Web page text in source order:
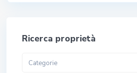
Ricerca proprietà
Categorie